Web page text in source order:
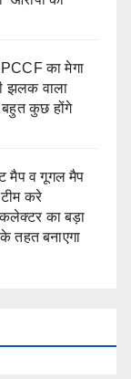
PCCF का मेगा
झलक वाला
बहुत कुछ होंगे
मैप व गूगल मैप
करे
कलेक्टर का बड़ा
तहत बनाएगा